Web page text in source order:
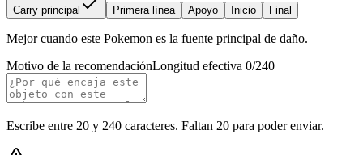
Carry principal Primera línea Apoyo Inicio Final
Mejor cuando este Pokemon es la fuente principal de daño.
Motivo de la recomendaciónLongitud efectiva 0/240
Escribe entre 20 y 240 caracteres. Faltan 20 para poder enviar.